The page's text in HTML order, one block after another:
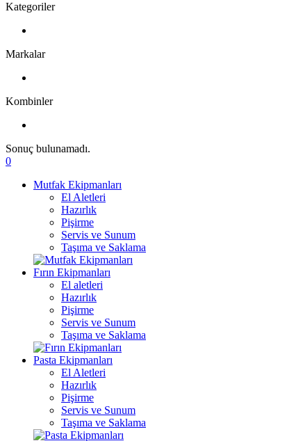
Kategoriler
Markalar
Kombinler
Sonuç bulunamadı.
0
Mutfak Ekipmanları
El Aletleri
Hazırlık
Pişirme
Servis ve Sunum
Taşıma ve Saklama
Fırın Ekipmanları
El aletleri
Hazırlık
Pişirme
Servis ve Sunum
Taşıma ve Saklama
Pasta Ekipmanları
El Aletleri
Hazırlık
Pişirme
Servis ve Sunum
Taşıma ve Saklama